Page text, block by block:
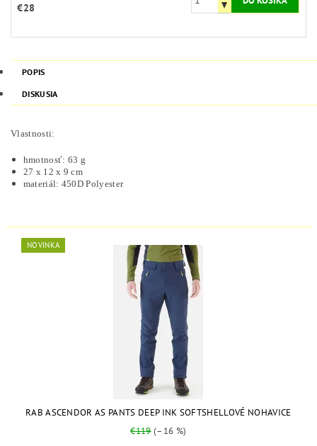
€28
POPIS
DISKUSIA
Vlastnosti:
hmotnosť: 63 g
27 x 12 x 9 cm
materiál: 450D Polyester
NOVINKA
RAB ASCENDOR AS PANTS DEEP INK SOFTSHELLOVÉ NOHAVICE
€119(–16 %)